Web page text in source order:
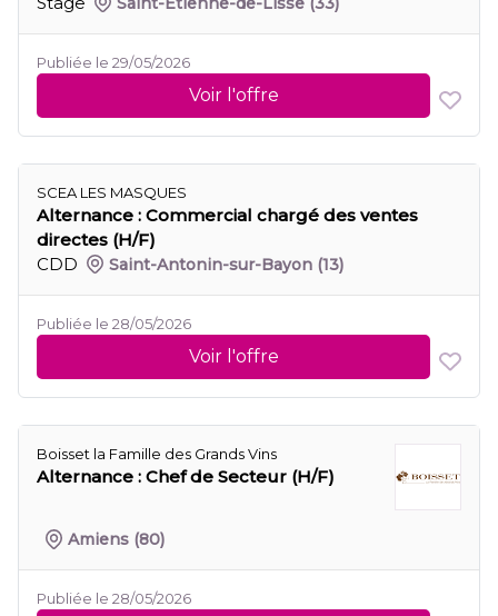
Publiée le 29/05/2026
Voir l'offre
SCEA LES MASQUES
Alternance : Commercial chargé des ventes
directes (H/F)
CDD
Saint-Antonin-sur-Bayon (13)
Publiée le 28/05/2026
Voir l'offre
Boisset la Famille des Grands Vins
Alternance : Chef de Secteur (H/F)
Amiens (80)
Publiée le 28/05/2026